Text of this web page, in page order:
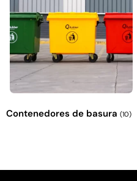
Contenedores de basura (10)